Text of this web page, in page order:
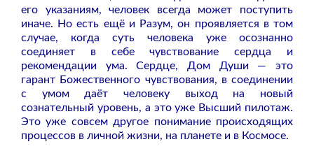
его указаниям, человек всегда может поступить
иначе. Но есть ещё и Разум, он проявляется в том
случае, когда суть человека уже осознанно
соединяет в себе чувствование сердца и
рекомендации ума. Сердце, Дом Души — это
гарант Божественного чувствования, в соединении
с умом даёт человеку выход на новый
сознательный уровень, а это уже Высший пилотаж.
Это уже совсем другое понимание происходящих
процессов в личной жизни, на планете и в Космосе.